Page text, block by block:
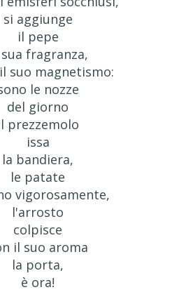
si aggiunge
il pepe
fragranza,
suo magnetismo:
le nozze
del giorno
prezzemolo
issa
la bandiera,
le patate
vigorosamente,
l'arrosto
colpisce
il suo aroma
la porta,
è ora!